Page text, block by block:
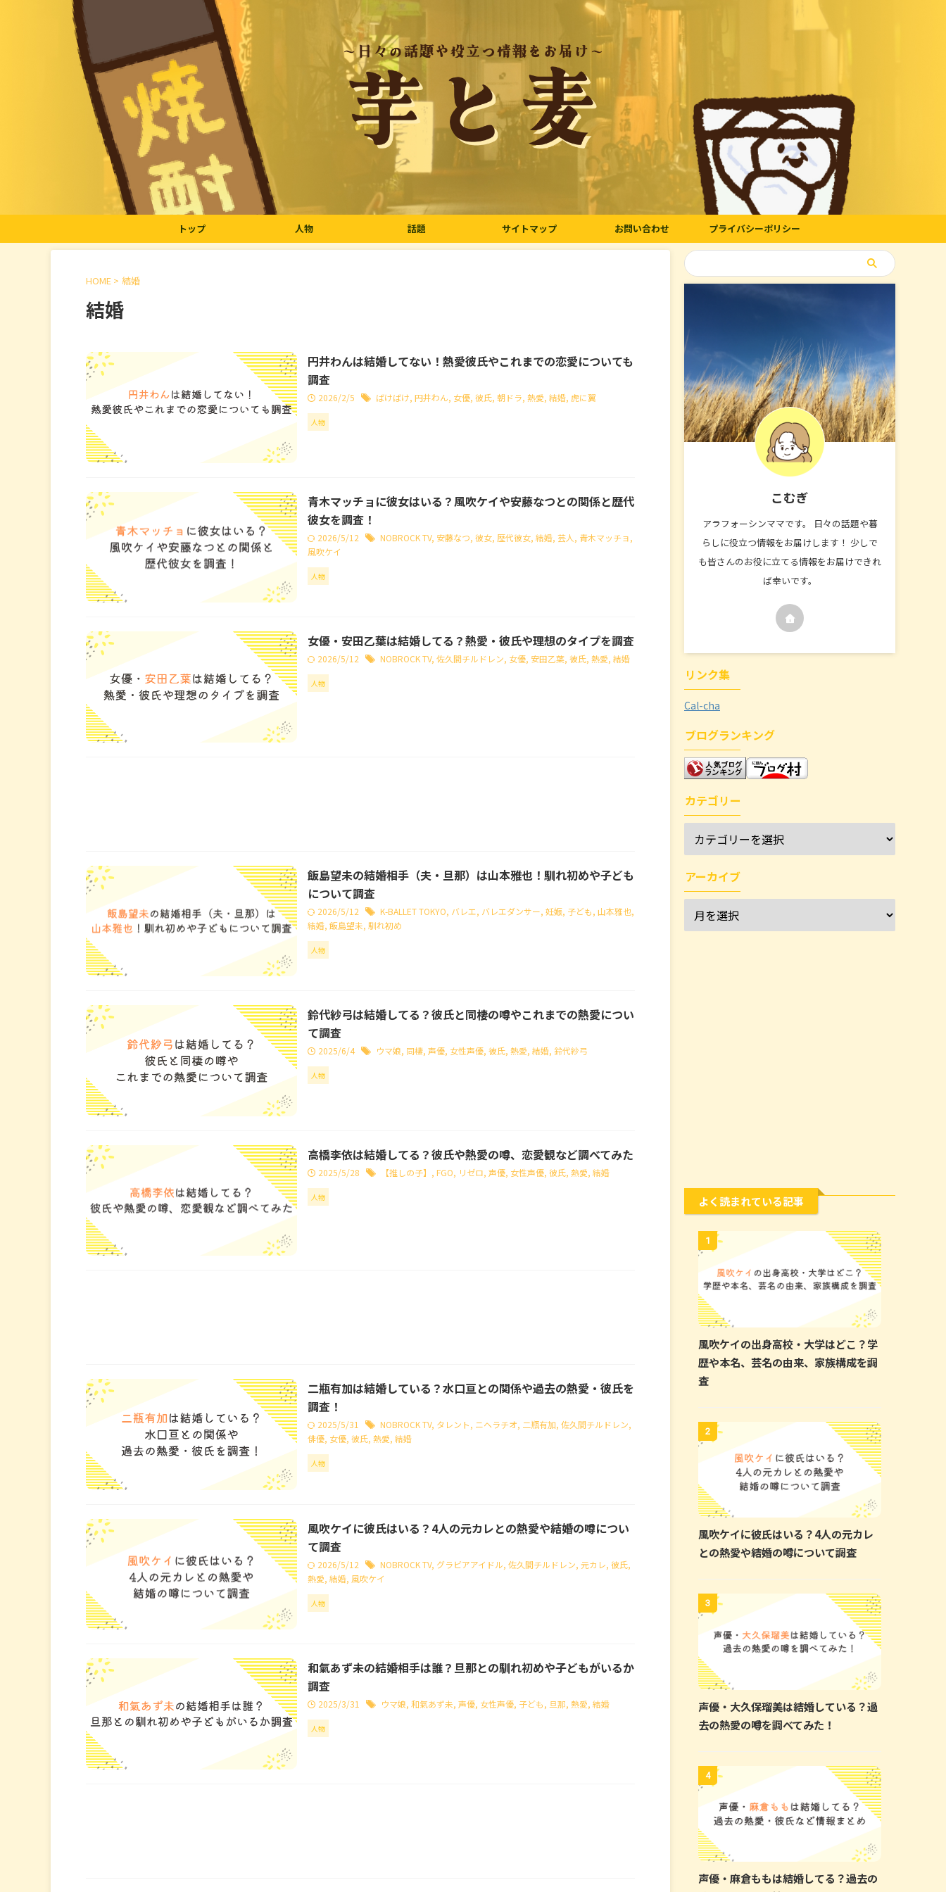
トップ 人物 話題 サイトマップ お問い合わせ プライバシーポリシー
HOME > 結婚
結婚
円井わんは結婚してない！熱愛彼氏やこれまでの恋愛についても
調査
2026/2/5 ばけばけ, 円井わん, 女優, 彼氏, 朝ドラ, 熱愛, 結婚, 虎に翼
人物
青木マッチョに彼女はいる？風吹ケイや安藤なつとの関係と歴代
彼女を調査！
2026/5/12 NOBROCK TV, 安藤なつ, 彼女, 歴代彼女, 結婚, 芸人, 青木マッチョ,
風吹ケイ
人物
女優・安田乙葉は結婚してる？熱愛・彼氏や理想のタイプを調査
2026/5/12 NOBROCK TV, 佐久間チルドレン, 女優, 安田乙葉, 彼氏, 熱愛, 結婚
人物
飯島望未の結婚相手（夫・旦那）は山本雅也！馴れ初めや子ども
について調査
2026/5/12 K-BALLET TOKYO, バレエ, バレエダンサー, 妊娠, 子ども, 山本雅也,
結婚, 飯島望未, 馴れ初め
人物
鈴代紗弓は結婚してる？彼氏と同棲の噂やこれまでの熱愛につい
て調査
2025/6/4 ウマ娘, 同棲, 声優, 女性声優, 彼氏, 熱愛, 結婚, 鈴代紗弓
人物
高橋李依は結婚してる？彼氏や熱愛の噂、恋愛観など調べてみた
2025/5/28 【推しの子】 , FGO, リゼロ, 声優, 女性声優, 彼氏, 熱愛, 結婚
人物
二瓶有加は結婚している？水口亘との関係や過去の熱愛・彼氏を
調査！
2025/5/31 NOBROCK TV, タレント, ニヘラチオ, 二瓶有加, 佐久間チルドレン,
俳優, 女優, 彼氏, 熱愛, 結婚
人物
風吹ケイに彼氏はいる？4人の元カレとの熱愛や結婚の噂につい
て調査
2026/5/12 NOBROCK TV, グラビアアイドル, 佐久間チルドレン, 元カレ, 彼氏,
熱愛, 結婚, 風吹ケイ
人物
和氣あず未の結婚相手は誰？旦那との馴れ初めや子どもがいるか
調査
2025/3/31 ウマ娘, 和氣あず未, 声優, 女性声優, 子ども, 旦那, 熱愛, 結婚
人物
こむぎ
アラフォーシンママです。 日々の話題や暮
らしに役立つ情報をお届けします！ 少しで
も皆さんのお役に立てる情報をお届けできれ
ば幸いです。
リンク集
Cal-cha
ブログランキング
カテゴリー
アーカイブ
よく読まれている記事
1
風吹ケイの出身高校・大学はどこ？学
歴や本名、芸名の由来、家族構成を調
査
2
風吹ケイに彼氏はいる？4人の元カレ
との熱愛や結婚の噂について調査
3
声優・大久保瑠美は結婚している？過
去の熱愛の噂を調べてみた！
4
声優・麻倉ももは結婚してる？過去の